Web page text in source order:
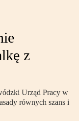
z
Urząd Pracy w
równych szans i